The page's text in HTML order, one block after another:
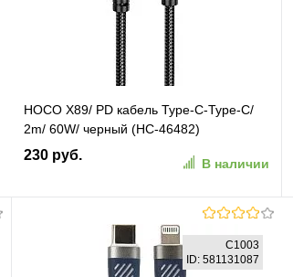
HOCO X89/ PD кабель Type-C-Type-C/
2m/ 60W/ черный (HC-46482)
230 руб.
В наличии
В корзину
C1003
ID: 581131087